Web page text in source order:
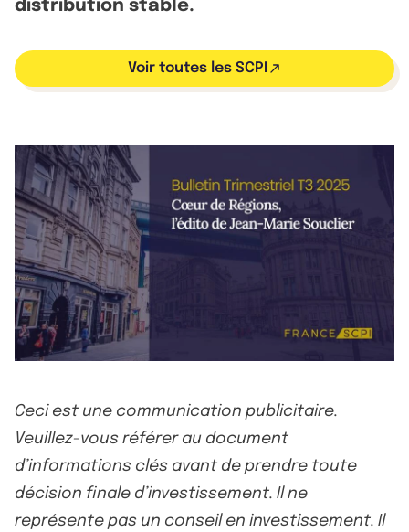
distribution stable.
Voir toutes les SCPI
Ceci est une communication publicitaire.
Veuillez-vous référer au document
d’informations clés avant de prendre toute
décision finale d’investissement. Il ne
représente pas un conseil en investissement. Il